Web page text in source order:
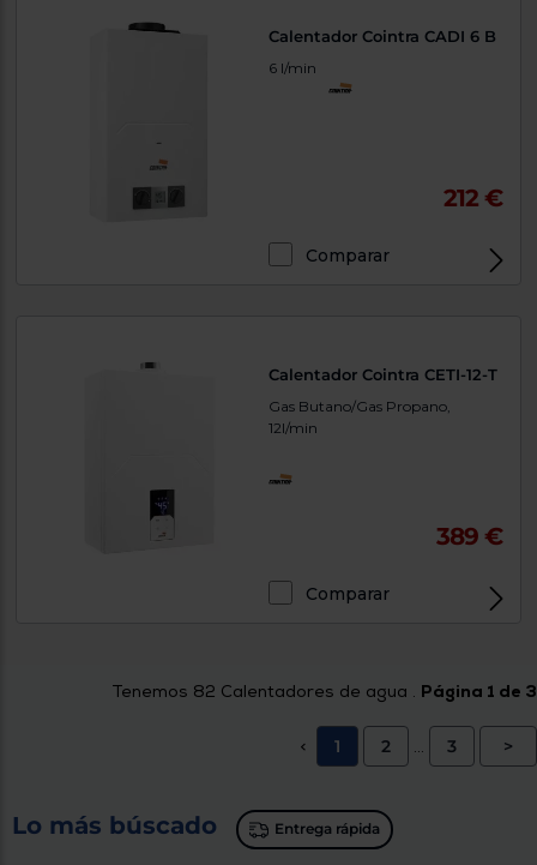
Calentador Cointra CADI 6 B
6 l/min
212 €
Comparar
Calentador Cointra CETI-12-T
Gas Butano/Gas Propano,
12l/min
389 €
Comparar
Tenemos 82 Calentadores de agua . Página 1 de 3
< 1 2 ... 3 >
Lo más búscado Entrega rápida